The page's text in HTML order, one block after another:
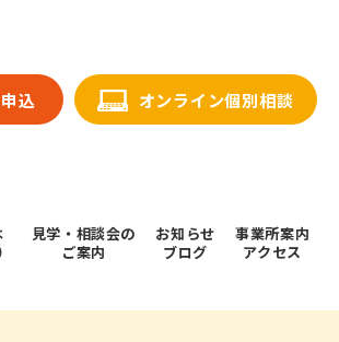
込 オンライン個別相談
⾒学・相談会の
ご案内
お知らせ
ブログ
事業所案内
アクセス